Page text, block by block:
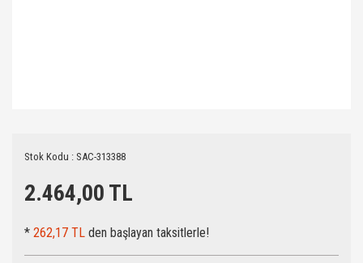
Stok Kodu : SAC-313388
2.464,00 TL
* 262,17 TL den başlayan taksitlerle!